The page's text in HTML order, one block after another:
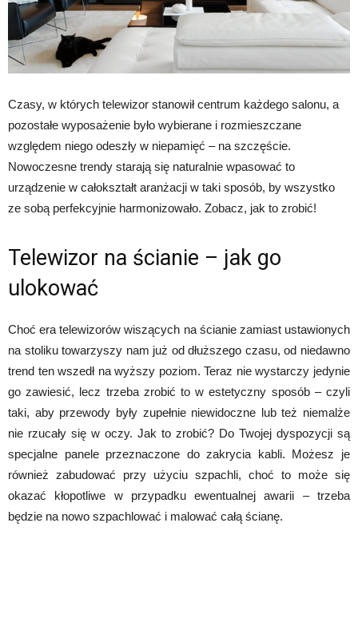
Czasy, w których telewizor stanowił centrum każdego salonu, a
pozostałe wyposażenie było wybierane i rozmieszczane
względem niego odeszły w niepamięć – na szczęście.
Nowoczesne trendy starają się naturalnie wpasować to
urządzenie w całokształt aranżacji w taki sposób, by wszystko
ze sobą perfekcyjnie harmonizowało. Zobacz, jak to zrobić!
Telewizor na ścianie – jak go
ulokować
Choć era telewizorów wiszących na ścianie zamiast ustawionych
na stoliku towarzyszy nam już od dłuższego czasu, od niedawno
trend ten wszedł na wyższy poziom. Teraz nie wystarczy jedynie
go zawiesić, lecz trzeba zrobić to w estetyczny sposób – czyli
taki, aby przewody były zupełnie niewidoczne lub też niemalże
nie rzucały się w oczy. Jak to zrobić? Do Twojej dyspozycji są
specjalne panele przeznaczone do zakrycia kabli. Możesz je
również zabudować przy użyciu szpachli, choć to może się
okazać kłopotliwe w przypadku ewentualnej awarii – trzeba
będzie na nowo szpachlować i malować całą ścianę.